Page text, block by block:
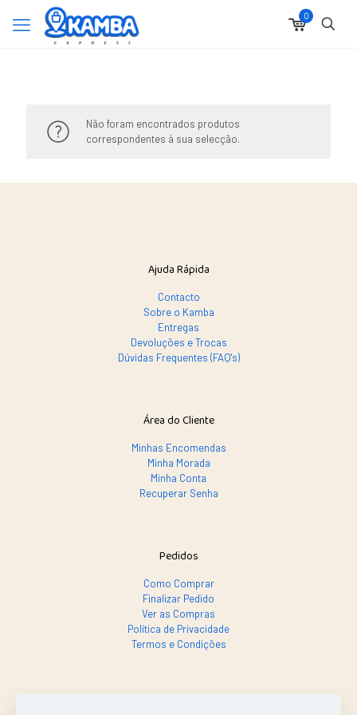
0
Não foram encontrados produtos
correspondentes à sua selecção.
Ajuda Rápida
Contacto
Sobre o Kamba
Entregas
Devoluções e Trocas
Dúvidas Frequentes (FAQ's)
Área do Cliente
Minhas Encomendas
Minha Morada
Minha Conta
Recuperar Senha
Pedidos
Como Comprar
Finalizar Pedido
Ver as Compras
Política de Privacidade
Termos e Condições